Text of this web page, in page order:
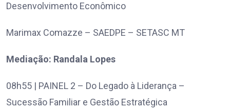
Desenvolvimento Econômico
Marimax Comazze – SAEDPE – SETASC MT
Mediação: Randala Lopes
08h55 | PAINEL 2 – Do Legado à Liderança –
Sucessão Familiar e Gestão Estratégica